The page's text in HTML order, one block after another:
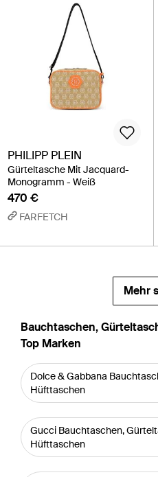
PHILIPP PLEIN
Gürteltasche Mit Jacquard-
Monogramm - Weiß
470 €
FARFETCH
Mehr
Bauchtaschen,
Top Marken
Dolce & Gabbana
Hüfttaschen
Gucci Bauchtaschen,
Hüfttaschen